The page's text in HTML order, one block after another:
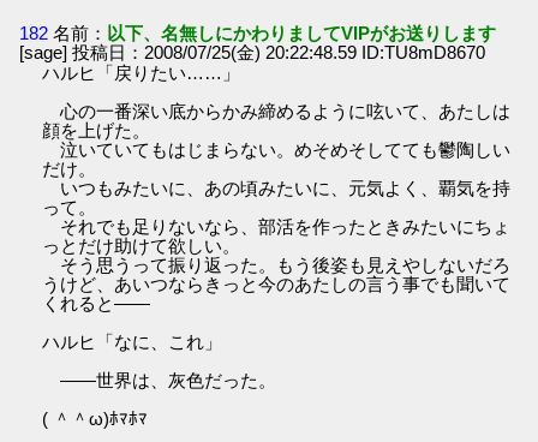
182 名前： 以下、名無しにかわりましてVIPがお送りします
[sage] 投稿日：2008/07/25(金) 20:22:48.59 ID:TU8mD8670
ハルヒ「戻りたい……」
心の一番深い底からかみ締めるように呟いて、あたしは
顔を上げた。
泣いていてもはじまらない。めそめそしてても鬱陶しい
だけ。
いつもみたいに、あの頃みたいに、元気よく、覇気を持
って。
それでも足りないなら、部活を作ったときみたいにちょ
っとだけ助けて欲しい。
そう思うって振り返った。もう後姿も見えやしないだろ
うけど、あいつならきっと今のあたしの言う事でも聞いて
くれると――
ハルヒ「なに、これ」
――世界は、灰色だった。
( ＾＾ω)ﾎﾏﾎﾏ